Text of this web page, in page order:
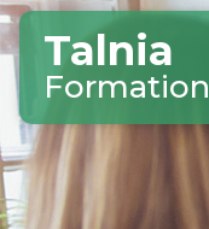
Talnia
Formation